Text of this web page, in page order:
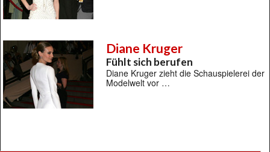
Diane Kruger
Fühlt sich berufen
Diane Kruger zieht die Schauspielerei der
Modelwelt vor …